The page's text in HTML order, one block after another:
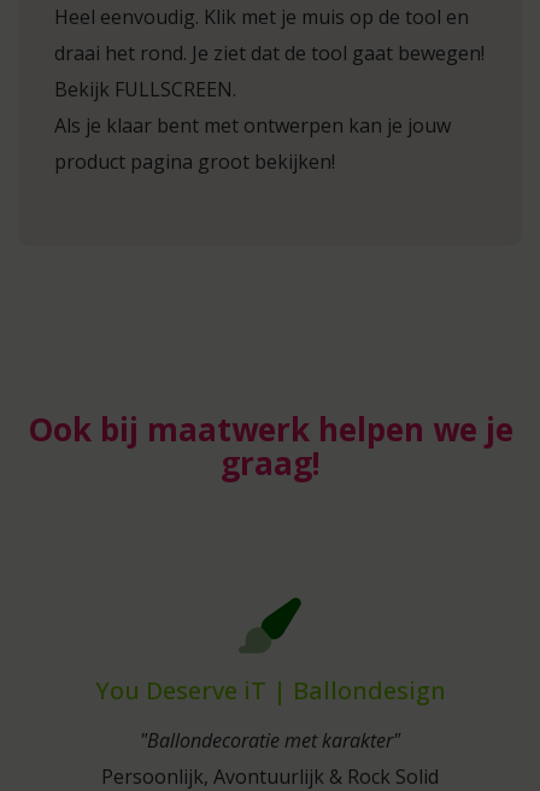
Heel eenvoudig. Klik met je muis op de tool en
draai het rond. Je ziet dat de tool gaat bewegen!
Bekijk FULLSCREEN.
Als je klaar bent met ontwerpen kan je jouw
product pagina groot bekijken!
Ook bij maatwerk helpen we je
graag!
You Deserve iT | Ballondesign
"Ballondecoratie met karakter"
Persoonlijk, Avontuurlijk & Rock Solid